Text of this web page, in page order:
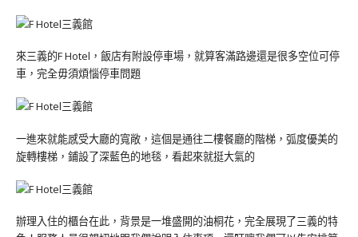
來三義的F Hotel，飯店有附設停車場，就算客滿路邊還是很多空位可停
車，完全毋須煩惱停車問題
一進來就能感受大廳的寬敞，這個是通往二樓餐廳的階梯，弧度優美的
旋轉樓梯，鋪設了深藍色的地毯，看起來就挺大氣的
辦理入住的櫃台在此，背景是一堆盛開的油桐花，完全展現了三義的特